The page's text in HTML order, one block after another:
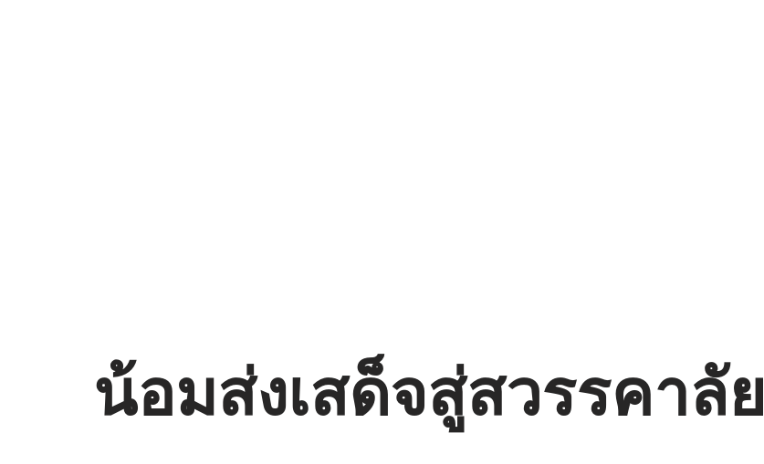
น้อมส่งเสด็จสู่สวรรคาลัย